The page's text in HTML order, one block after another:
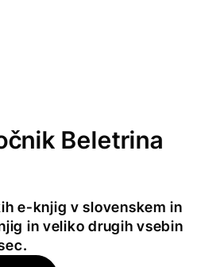
Beletrina
e-knjig v slovenskem in
in veliko drugih vsebin